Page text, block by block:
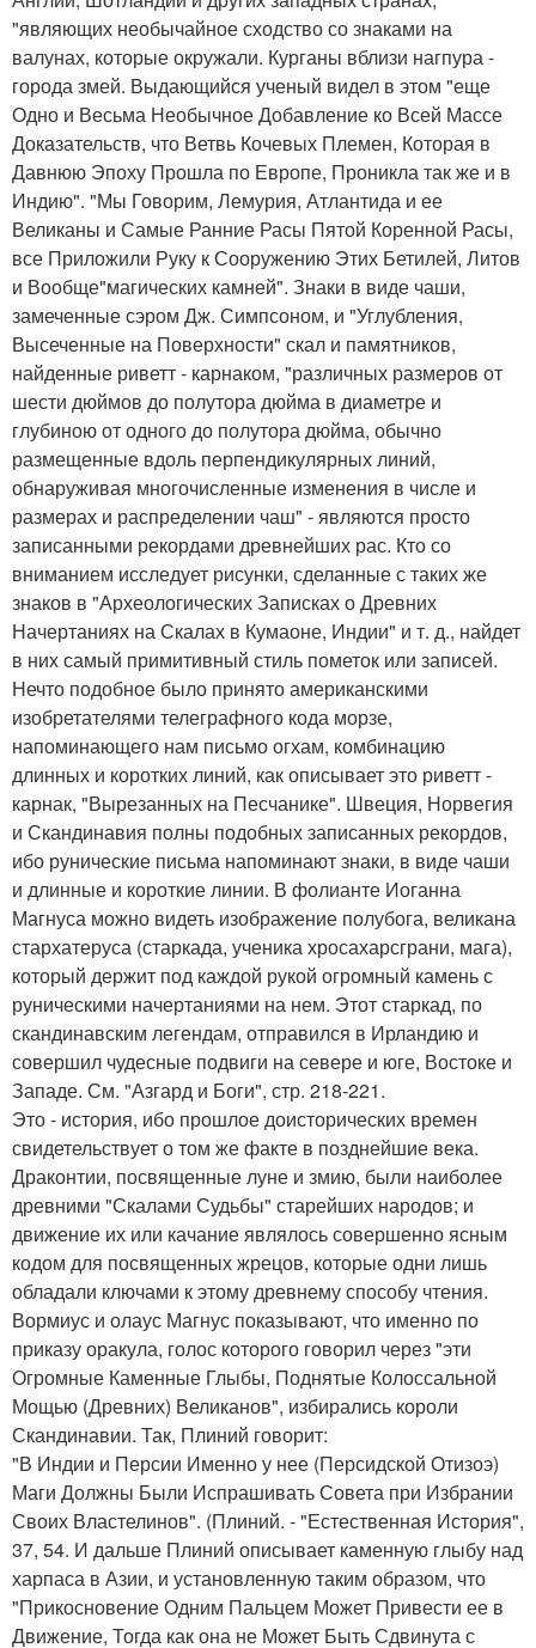
"являющих необычайное сходство со знаками на
валунах, которые окружали. Курганы вблизи нагпура -
города змей. Выдающийся ученый видел в этом "еще
Одно и Весьма Необычное Добавление ко Всей Массе
Доказательств, что Ветвь Кочевых Племен, Которая в
Давнюю Эпоху Прошла по Европе, Проникла так же и в
Индию". "Мы Говорим, Лемурия, Атлантида и ее
Великаны и Самые Ранние Расы Пятой Коренной Расы,
все Приложили Руку к Сооружению Этих Бетилей, Литов
и Вообще"магических камней". Знаки в виде чаши,
замеченные сэром Дж. Симпсоном, и "Углубления,
Высеченные на Поверхности" скал и памятников,
найденные риветт - карнаком, "различных размеров от
шести дюймов до полутора дюйма в диаметре и
глубиною от одного до полутора дюйма, обычно
размещенные вдоль перпендикулярных линий,
обнаруживая многочисленные изменения в числе и
размерах и распределении чаш" - являются просто
записанными рекордами древнейших рас. Кто со
вниманием исследует рисунки, сделанные с таких же
знаков в "Археологических Записках о Древних
Начертаниях на Скалах в Кумаоне, Индии" и т. д., найдет
в них самый примитивный стиль пометок или записей.
Нечто подобное было принято американскими
изобретателями телеграфного кода морзе,
напоминающего нам письмо огхам, комбинацию
длинных и коротких линий, как описывает это риветт -
карнак, "Вырезанных на Песчанике". Швеция, Норвегия
и Скандинавия полны подобных записанных рекордов,
ибо рунические письма напоминают знаки, в виде чаши
и длинные и короткие линии. В фолианте Иоганна
Магнуса можно видеть изображение полубога, великана
стархатеруса (старкада, ученика хросахарсграни, мага),
который держит под каждой рукой огромный камень с
руническими начертаниями на нем. Этот старкад, по
скандинавским легендам, отправился в Ирландию и
совершил чудесные подвиги на севере и юге, Востоке и
Западе. См. "Азгард и Боги", стр. 218-221.
Это - история, ибо прошлое доисторических времен
свидетельствует о том же факте в позднейшие века.
Драконтии, посвященные луне и змию, были наиболее
древними "Скалами Судьбы" старейших народов; и
движение их или качание являлось совершенно ясным
кодом для посвященных жрецов, которые одни лишь
обладали ключами к этому древнему способу чтения.
Вормиус и олаус Магнус показывают, что именно по
приказу оракула, голос которого говорил через "эти
Огромные Каменные Глыбы, Поднятые Колоссальной
Мощью (Древних) Великанов", избирались короли
Скандинавии. Так, Плиний говорит:
"В Индии и Персии Именно у нее (Персидской Отизоэ)
Маги Должны Были Испрашивать Совета при Избрании
Своих Властелинов". (Плиний. - "Естественная История",
37, 54. И дальше Плиний описывает каменную глыбу над
харпаса в Азии, и установленную таким образом, что
"Прикосновение Одним Пальцем Может Привести ее в
Движение, Тогда как она не Может Быть Сдвинута с